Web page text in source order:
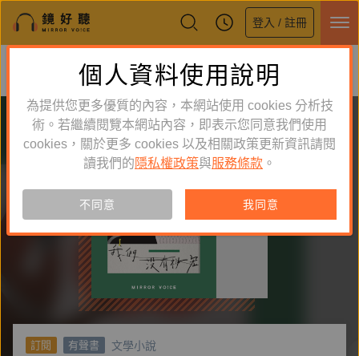
登入 / 註冊
鏡好聽全新APP上線
體驗全面升級，即刻下載
訂閱 有聲書 文學小說
個人資料使用說明
為提供您更多優質的內容，本網站使用 cookies 分析技
術。若繼續閱覽本網站內容，即表示您同意我們使用
cookies，關於更多 cookies 以及相關政策更新資訊請閱
讀我們的 隱私權政策與服務條款 。
不同意 我同意